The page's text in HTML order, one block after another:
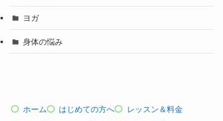
ヨガ
身体の悩み
ホーム はじめての方へ
レッスン＆料金